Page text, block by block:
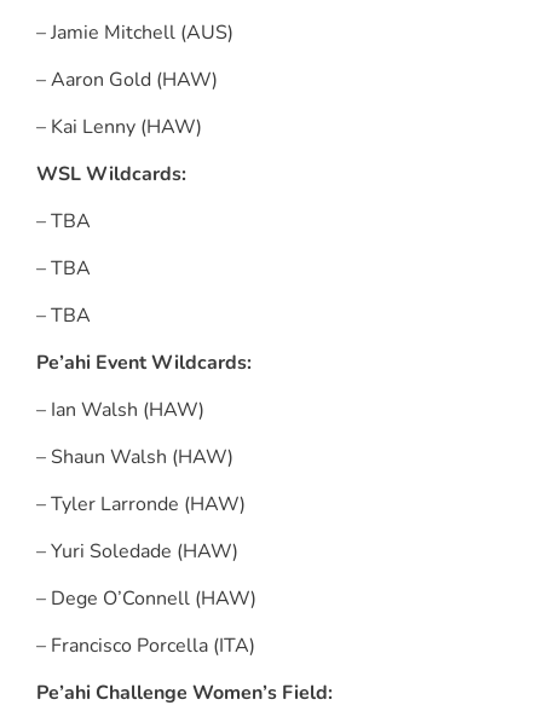
– Jamie Mitchell (AUS)
– Aaron Gold (HAW)
– Kai Lenny (HAW)
WSL Wildcards:
– TBA
– TBA
– TBA
Pe’ahi Event Wildcards:
– Ian Walsh (HAW)
– Shaun Walsh (HAW)
– Tyler Larronde (HAW)
– Yuri Soledade (HAW)
– Dege O’Connell (HAW)
– Francisco Porcella (ITA)
Pe’ahi Challenge Women’s Field: